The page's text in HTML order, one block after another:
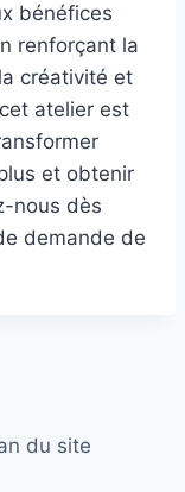
bénéfices
renforçant la
créativité et
atelier est
et obtenir
nous dès
demande de
du site